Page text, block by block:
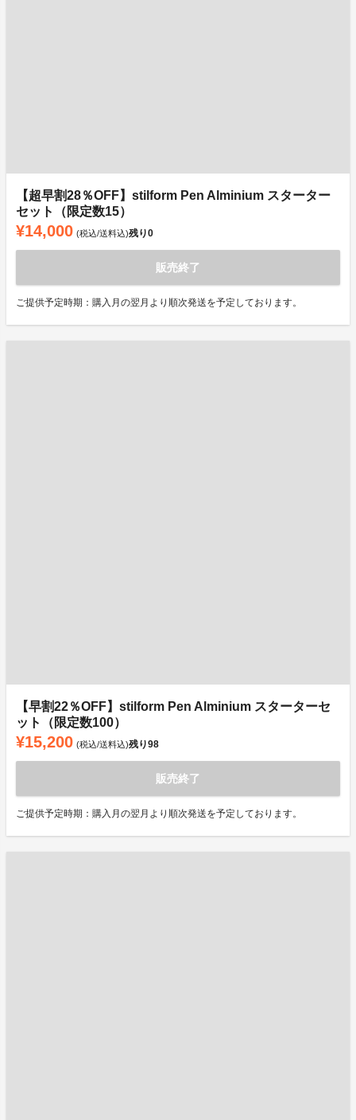
【超早割28％OFF】stilform Pen Alminium スターター
セット（限定数15）
¥14,000 (税込/送料込)残り0
販売終了
ご提供予定時期：購入月の翌月より順次発送を予定しております。
【早割22％OFF】stilform Pen Alminium スターターセ
ット（限定数100）
¥15,200 (税込/送料込)残り98
販売終了
ご提供予定時期：購入月の翌月より順次発送を予定しております。